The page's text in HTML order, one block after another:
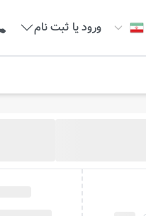
ورود یا ثبت نام